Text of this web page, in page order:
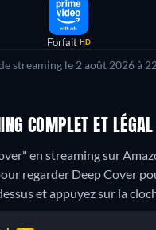
Forfait HD
streaming le 2 août 2026 à
COMPLET ET
en streaming sur
regarder Deep Cover
et appuyez sur la